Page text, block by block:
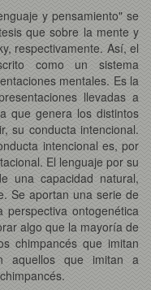
y pensamiento" se
que sobre la mente y
respectivamente. Así, el
como un sistema
mentales. Es la
llevadas a
que genera los distintos
su conducta intencional.
intencional es, por
El lenguaje por su
una capacidad natural,
Se aportan una serie de
ontogenética
algo que la mayoría de
chimpancés que imitan
aquellos que imitan a